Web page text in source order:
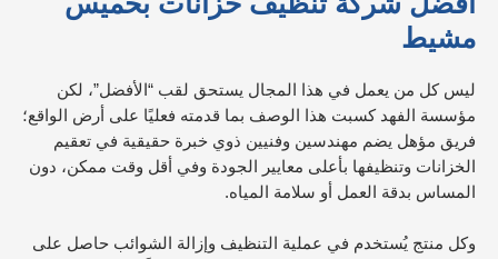
مشيط
ليس كل من يعمل في هذا المجال يستحق لقب “الأفضل”، لكن
مؤسسة الفهد كسبت هذا الوصف بما قدمته فعليًا على أرض الواقع؛
فريق مؤهل يضم مهندسين وفنيين ذوي خبرة حقيقية في تعقيم
الخزانات وتنظيفها بأعلى معايير الجودة وفي أقل وقت ممكن، دون
المساس بدقة العمل أو سلامة المياه.
وكل منتج يُستخدم في عملية التنظيف وإزالة الشوائب حاصل على